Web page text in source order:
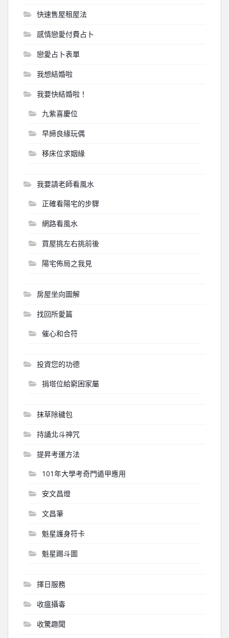
快速售屋租屋法
感情戀愛付費占卜
戀愛占卜表單
我想結婚啦
我要快結婚啦！
九紫喜慶位
早締良緣玩偶
移床位求姻緣
我要請老師看風水
正確看陽宅的步驟
網路看風水
買屋挑左右挑前後
陽宅佈局之我見
房屋坐向圖解
找回所愛篇
催心和合符
投資您的功德
捐塔位給窮困家屬
抹草除穢包
持誦北斗神咒
提昇考運方法
101年大學考奇門遁甲應用
安文昌燈
文昌筆
魁星護身符卡
魁星踢斗圖
擇日服務
收瘟攝毒
收驚趣聞